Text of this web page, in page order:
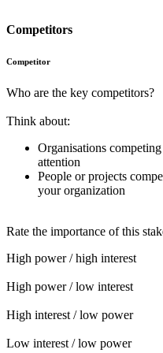
Competitors
Competitor
Who are the key competitors?
Think about:
Organisations
attention
People or projects
your organization
Rate the importance of this
High power / high interest
High power / low interest
High interest / low power
Low interest / low power